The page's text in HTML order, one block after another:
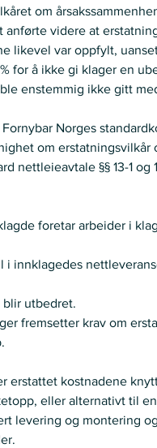
om
anførte videre at
likevel var oppfylt,
for å ikke gi klager en
enstemmig ikke gitt
Norges
om erstatningsvilkår
nettleieavtale §§ 13-1 og
foretar arbeider i
i innklagedes
blir utbedret.
fremsetter krav om
erstattet kostnadene
eller alternativt til
levering og montering